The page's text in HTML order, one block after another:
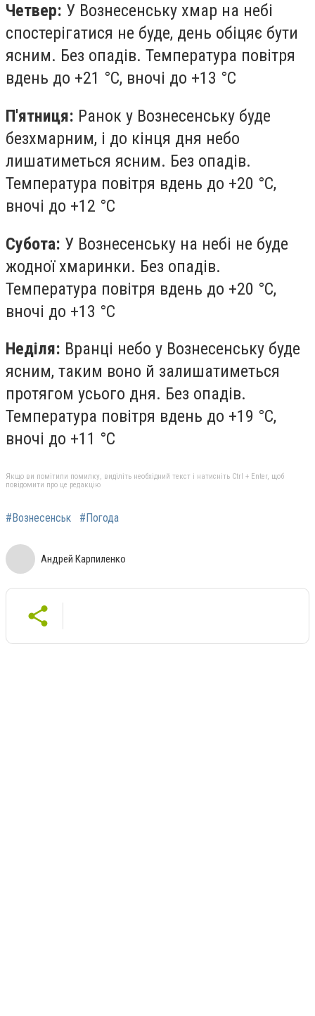
Четвер: У Вознесенську хмар на небі
спостерігатися не буде, день обіцяє бути
ясним. Без опадів. Температура повітря
вдень до +21 °С, вночі до +13 °С
П'ятниця: Ранок у Вознесенську буде
безхмарним, і до кінця дня небо
лишатиметься ясним. Без опадів.
Температура повітря вдень до +20 °С,
вночі до +12 °С
Субота: У Вознесенську на небі не буде
жодної хмаринки. Без опадів.
Температура повітря вдень до +20 °С,
вночі до +13 °С
Неділя: Вранці небо у Вознесенську буде
ясним, таким воно й залишатиметься
протягом усього дня. Без опадів.
Температура повітря вдень до +19 °С,
вночі до +11 °С
Якщо ви помітили помилку, виділіть необхідний текст і натисніть Ctrl + Enter, щоб
повідомити про це редакцію
#Вознесенськ #Погода
Андрей Карпиленко